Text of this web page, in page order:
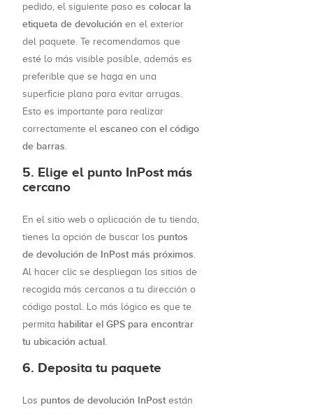
pedido, el siguiente paso es colocar la
etiqueta de devolución en el exterior
del paquete. Te recomendamos que
esté lo más visible posible, además es
preferible que se haga en una
superficie plana para evitar arrugas.
Esto es importante para realizar
correctamente el escaneo con el código
de barras.
5. Elige el punto InPost más
cercano
En el sitio web o aplicación de tu tienda,
tienes la opción de buscar los puntos
de devolución de InPost más próximos.
Al hacer clic se despliegan los sitios de
recogida más cercanos a tu dirección o
código postal. Lo más lógico es que te
permita habilitar el GPS para encontrar
tu ubicación actual.
6. Deposita tu paquete
Los puntos de devolución InPostestán